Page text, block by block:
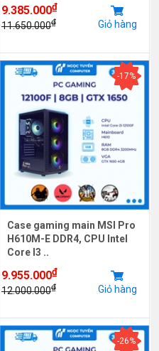
9.385.000₫
11.650.000₫ Giỏ hàng
-17%
Case gaming main MSI Pro
H610M-E DDR4, CPU Intel
Core I3 ..
9.955.000₫
12.000.000₫ Giỏ hàng
-26%